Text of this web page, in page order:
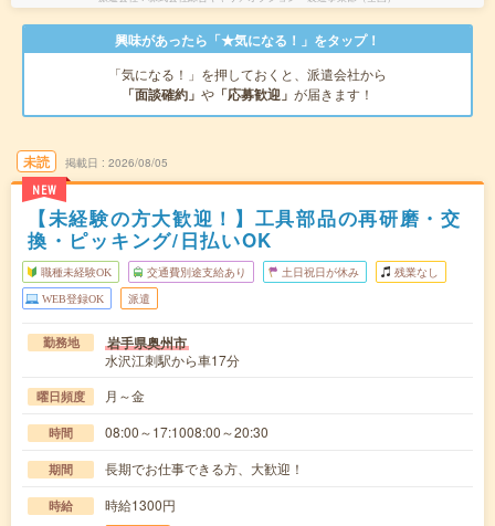
興味があったら「★気になる！」をタップ！
「気になる！」を押しておくと、派遣会社から
「面談確約」 や 「応募歓迎」 が届きます！
未読
NEW
掲載日 2026/08/05
【未経験の方大歓迎！】工具部品の再研磨・交
換・ピッキング/日払いOK
職種未経験OK 交通費別途支給あり 土日祝日が休み 残業なし
WEB登録OK 派遣
勤務地 岩手県奥州市
水沢江刺駅から車17分
曜日頻度 月～金
時間 08:00～17:1008:00～20:30
期間 長期でお仕事できる方、大歓迎！
時給 時給1300円